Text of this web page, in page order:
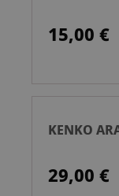
15,00 €
KENKO
29,00 €